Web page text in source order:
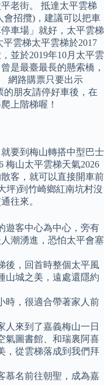
老街。 抵達太平雲梯
會招攬)，建議可以把車
車場」就好，太平雲梯
雲梯太平雲梯於2017
並於2019年10月太平雲
是最臺最長的懸索橋，
網路購票只要出示
的朋友請停好車後，在
上階梯喔！
要到梅山轉搭中型巴士
梅山太平雲梯天氣2026
客，就可以直接開車前
坪)到竹崎鄉紅南坑村沒
往來。
遊客中心為中心，旁有
潮湧進，恐怕太平會塞
後，回首時整個太平風
山城之美，遠處還隱約
時，很適合帶著家人前
人來到了嘉義梅山一日
氣圖書館、和瑞裏阿喜
，從雲梯落成到我們拜
慕名前往朝聖，成為嘉